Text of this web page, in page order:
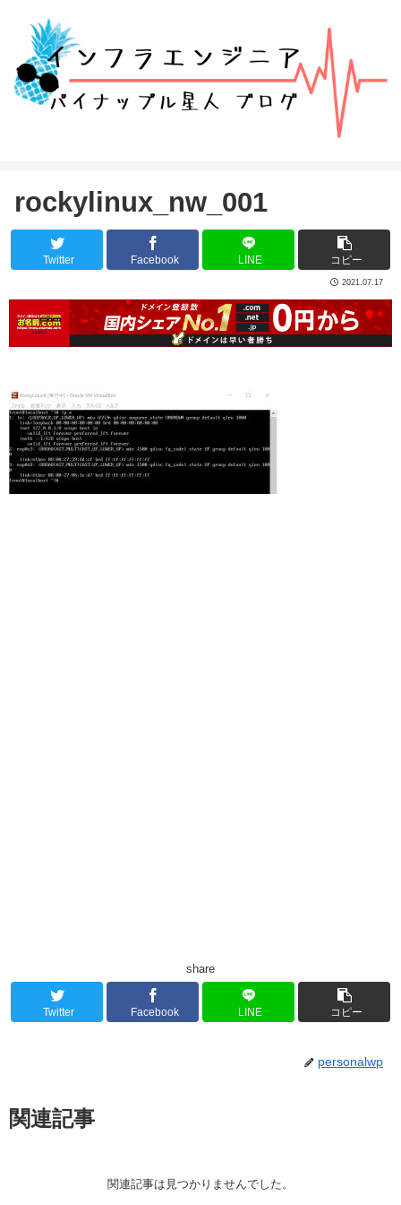
rockylinux_nw_001
Twitter Facebook LINE コピー
2021.07.17
share
Twitter Facebook LINE コピー
personalwp
関連記事
関連記事は見つかりませんでした。